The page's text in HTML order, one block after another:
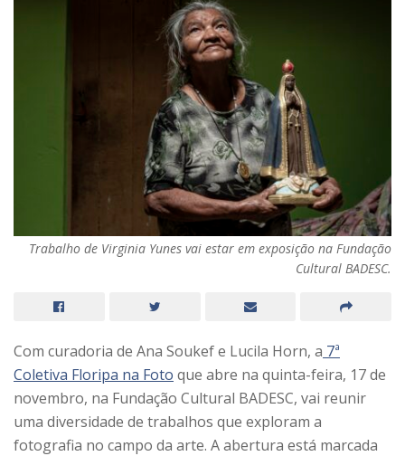
Trabalho de Virginia Yunes vai estar em exposição na Fundação
Cultural BADESC.
Com curadoria de Ana Soukef e Lucila Horn, a 7ª
Coletiva Floripa na Foto que abre na quinta-feira, 17 de
novembro, na Fundação Cultural BADESC, vai reunir
uma diversidade de trabalhos que exploram a
fotografia no campo da arte. A abertura está marcada